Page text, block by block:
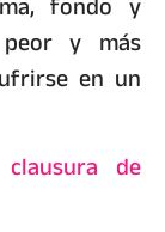
y más
en un
clausura de